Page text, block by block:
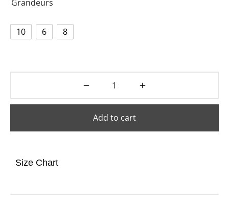
Grandeurs
10 6 8
Add to cart
Size Chart
Floyd’s Spring Summer 2024